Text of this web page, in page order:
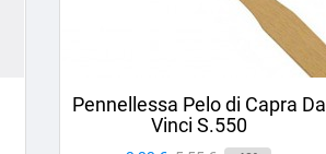
Pennellessa Pelo di Capra Da
Vinci S.550